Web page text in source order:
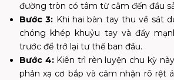
đường tròn có tâm từ cằm đến đầu
Bước 3: Khi hai bàn tay thu về sát
chóng khép khuỷu tay và đẩy
trước để trở lại tư thế ban đầu.
Bước 4:Kiên trì rèn luyện chu kỳ
phản xạ cơ bắp và cảm nhận rõ rệt